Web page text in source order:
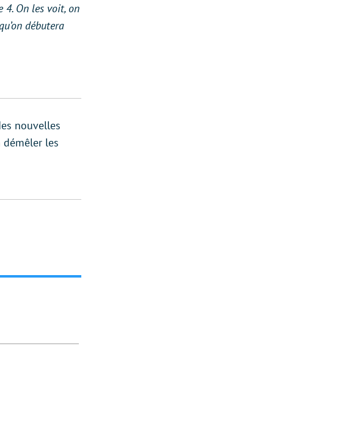
4. On les voit, on
débutera
nouvelles
démêler les